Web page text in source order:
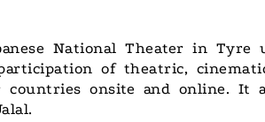
National Theater in Tyre
of theatric,
onsite and online. It